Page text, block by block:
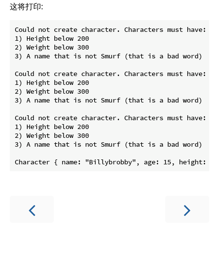
这将打印:
Could not create character. Characters must have:
1) Height below 200
2) Weight below 300
3) A name that is not Smurf (that is a bad word)
Could not create character. Characters must have:
1) Height below 200
2) Weight below 300
3) A name that is not Smurf (that is a bad word)
Could not create character. Characters must have:
1) Height below 200
2) Weight below 300
3) A name that is not Smurf (that is a bad word)